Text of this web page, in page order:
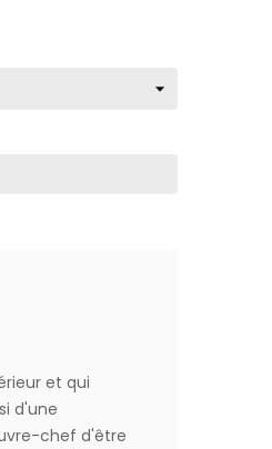
et qui
d'une
chef d'être